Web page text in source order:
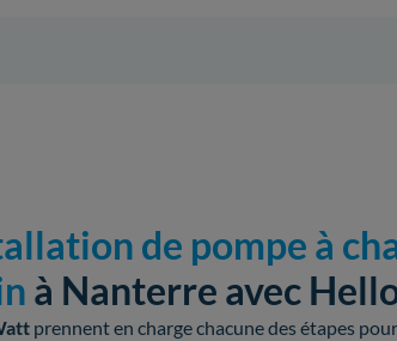
de pompe à
à Nanterre avec
prennent en charge chacune des étapes